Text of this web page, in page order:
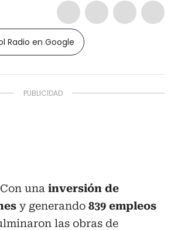
Radio en Google
Con una inversión de
y generando 839 empleos
las obras de